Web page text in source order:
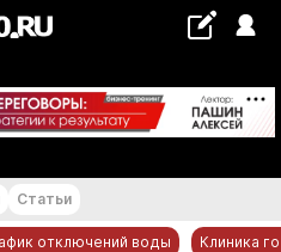
°С
Статьи
отключений воды Клиника